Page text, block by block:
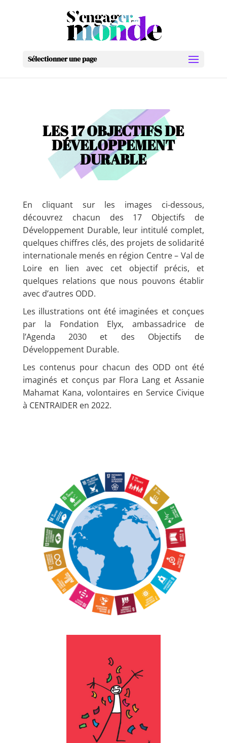
Sélectionner une page
LES 17 OBJECTIFS DE
DÉVELOPPEMENT
DURABLE
En cliquant sur les images ci-dessous,
découvrez chacun des 17 Objectifs de
Développement Durable, leur intitulé complet,
quelques chiffres clés, des projets de solidarité
internationale menés en région Centre – Val de
Loire en lien avec cet objectif précis, et
quelques relations que nous pouvons établir
avec d’autres ODD.
Les illustrations ont été imaginées et conçues
par la Fondation Elyx, ambassadrice de
l’Agenda 2030 et des Objectifs de
Développement Durable.
Les contenus pour chacun des ODD ont été
imaginés et conçus par Flora Lang et Assanie
Mahamat Kana, volontaires en Service Civique
à CENTRAIDER en 2022.